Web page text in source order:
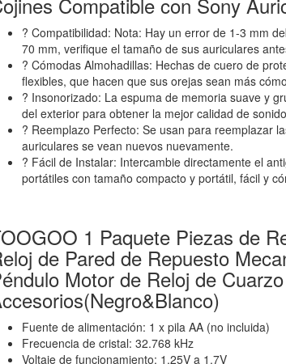
? Compatibilidad: Nota: Hay un error de 1-3 mm
70 mm, verifique el tamaño de sus auriculares
? Cómodas Almohadillas: Hechas de cuero de
flexibles, que hacen que sus orejas sean más
? Insonorizado: La espuma de memoria suave y
del exterior para obtener la mejor calidad de
? Reemplazo Perfecto: Se usan para reemplazar
auriculares se vean nuevos nuevamente.
? Fácil de Instalar: Intercambie directamente el
portátiles con tamaño compacto y portátil, fácil y
1 Paquete Piezas de
de Pared de Repuesto
Motor de Reloj de
Fuente de alimentación: 1 x pila AA (no incluida)
Frecuencia de cristal: 32.768 kHz
Voltaje de funcionamiento: 1.25V a 1.7V